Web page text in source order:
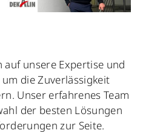
auf unsere Expertise und
die Zuverlässigkeit
Unser erfahrenes Team
der besten Lösungen
zur Seite.